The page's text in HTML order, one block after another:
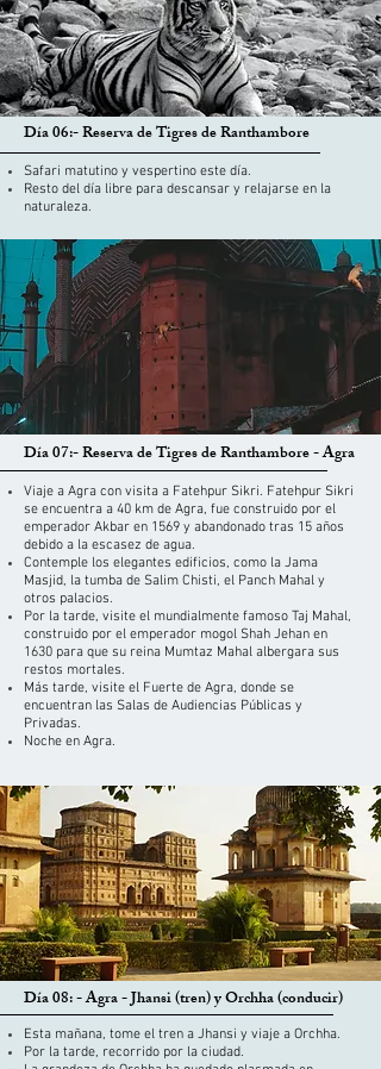
Día 06:- Reserva de Tigres de Ranthambore
Safari matutino y vespertino este día.
Resto del día libre para descansar y relajarse en la
naturaleza.
Día 07:- Reserva de Tigres de Ranthambore - Agra
Viaje a Agra con visita a Fatehpur Sikri. Fatehpur Sikri
se encuentra a 40 km de Agra, fue construido por el
emperador Akbar en 1569 y abandonado tras 15 años
debido a la escasez de agua.
Contemple los elegantes edificios, como la Jama
Masjid, la tumba de Salim Chisti, el Panch Mahal y
otros palacios.
Por la tarde, visite el mundialmente famoso Taj Mahal,
construido por el emperador mogol Shah Jehan en
1630 para que su reina Mumtaz Mahal albergara sus
restos mortales.
Más tarde, visite el Fuerte de Agra, donde se
encuentran las Salas de Audiencias Públicas y
Privadas.
Noche en Agra.
Día 08: - Agra - Jhansi (tren) y Orchha (conducir)
Esta mañana, tome el tren a Jhansi y viaje a Orchha.
Por la tarde, recorrido por la ciudad.